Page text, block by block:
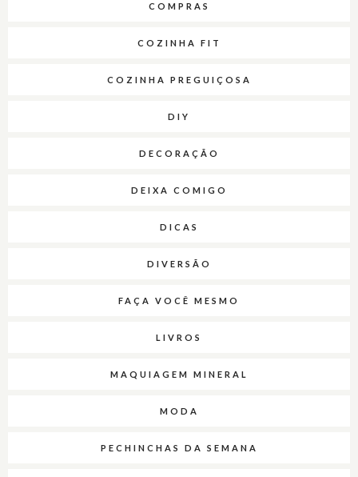
COMPRAS
COZINHA FIT
COZINHA PREGUIÇOSA
DIY
DECORAÇÃO
DEIXA COMIGO
DICAS
DIVERSÃO
FAÇA VOCÊ MESMO
LIVROS
MAQUIAGEM MINERAL
MODA
PECHINCHAS DA SEMANA